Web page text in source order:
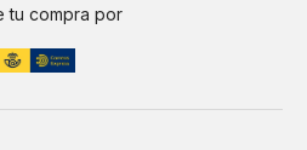
tu compra por